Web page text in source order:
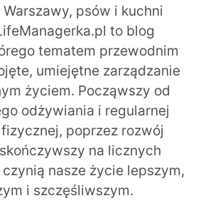
Warszawy, psów i kuchni
to blog
tematem przewodnim
umiejętne zarządzanie
życiem. Począwszy od
odżywiania i regularnej
poprzez rozwój
na licznych
nasze życie lepszym,
i szczęśliwszym.